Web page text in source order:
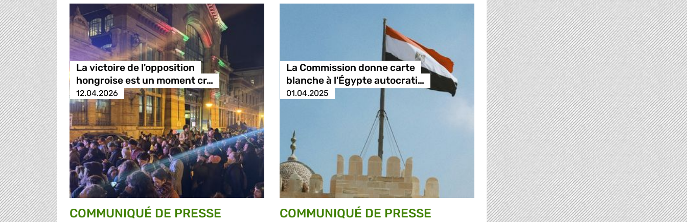
La victoire de l'opposition
hongroise est un moment cr…
12.04.2026
La Commission donne carte
blanche à l'Égypte autocrati…
01.04.2025
COMMUNIQUÉ DE PRESSE COMMUNIQUÉ DE PRESSE